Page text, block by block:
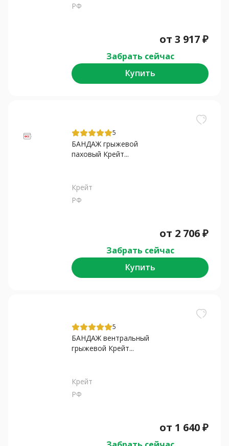
РФ
от 3 917₽
Забрать сейчас
Купить
5
БАНДАЖ грыжевой
паховый Крейт...
Крейт
РФ
от 2 706₽
Забрать сейчас
Купить
5
БАНДАЖ вентральный
грыжевой Крейт...
Крейт
РФ
от 1 640₽